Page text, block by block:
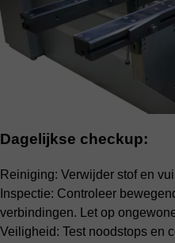
Dagelijkse checkup:
Reiniging: Verwijder stof en
Inspectie: Controleer
verbindingen. Let op
Veiligheid: Test noodstops en